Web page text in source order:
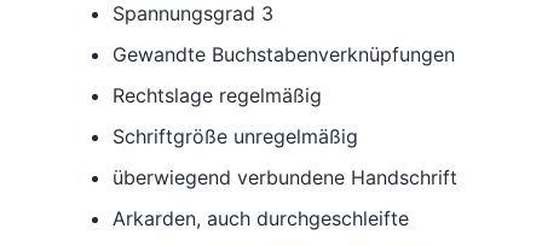
Spannungsgrad 3
Gewandte Buchstabenverknüpfungen
Rechtslage regelmäßig
Schriftgröße unregelmäßig
überwiegend verbundene Handschrift
Arkarden, auch durchgeschleifte